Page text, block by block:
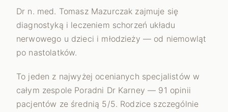
Dr n. med. Tomasz Mazurczak zajmuje się
diagnostyką i leczeniem schorzeń układu
nerwowego u dzieci i młodzieży — od niemowląt
po nastolatków.
To jeden z najwyżej ocenianych specjalistów w
całym zespole Poradni Dr Karney — 91 opinii
pacjentów ze średnią 5/5. Rodzice szczególnie